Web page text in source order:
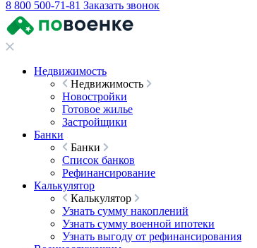
8 800 500-71-81 Заказать звонок
Недвижимость
Недвижимость
Новостройки
Готовое жилье
Застройщики
Банки
Банки
Список банков
Рефинансирование
Калькулятор
Калькулятор
Узнать сумму накоплений
Узнать сумму военной ипотеки
Узнать выгоду от рефинансирования